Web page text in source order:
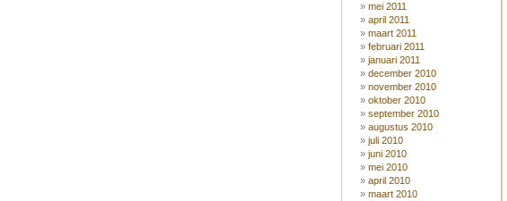
mei 2011
april 2011
maart 2011
februari 2011
januari 2011
december 2010
november 2010
oktober 2010
september 2010
augustus 2010
juli 2010
juni 2010
mei 2010
april 2010
maart 2010